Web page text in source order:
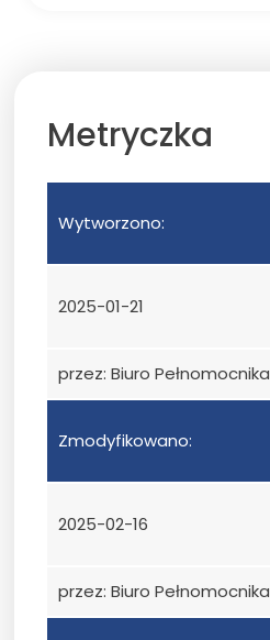
Metryczka
Wytworzono:
2025-01-21
przez: Biuro
Zmodyfikowano:
2025-02-16
przez: Biuro